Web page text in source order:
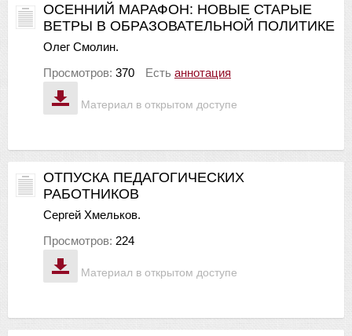
Материал в открытом доступе
ОСЕННИЙ МАРАФОН: НОВЫЕ СТАРЫЕ
ВЕТРЫ В ОБРАЗОВАТЕЛЬНОЙ ПОЛИТИКЕ
Олег Смолин.
Просмотров: 370 Есть аннотация
Материал в открытом доступе
ОТПУСКА ПЕДАГОГИЧЕСКИХ
РАБОТНИКОВ
Сергей Хмельков.
Просмотров: 224